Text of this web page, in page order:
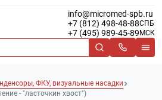
info@micromed-spb.ru
+7 (812) 498-48-88СПБ
+7 (495) 989-45-89 МСК
ФКУ, визуальные насадки
- "ласточкин хвост")